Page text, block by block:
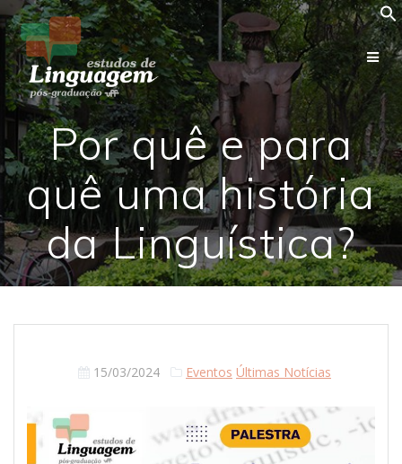
Skip
to
content
Por quê e para
quê uma história
da Linguística?
15/03/2024 Eventos Últimas Notícias